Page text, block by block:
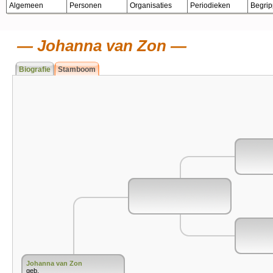
Algemeen Personen Organisaties Periodieken
Johanna van Zon
Biografie Stamboom
Johanna van Zon
geb.